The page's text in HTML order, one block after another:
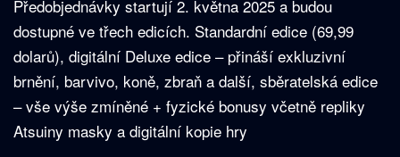
Předobjednávky startují 2. května 2025 a budou
dostupné ve třech edicích. Standardní edice (69,99
dolarů), digitální Deluxe edice – přináší exkluzivní
brnění, barvivo, koně, zbraň a další, sběratelská edice
– vše výše zmíněné + fyzické bonusy včetně repliky
Atsuiny masky a digitální kopie hry